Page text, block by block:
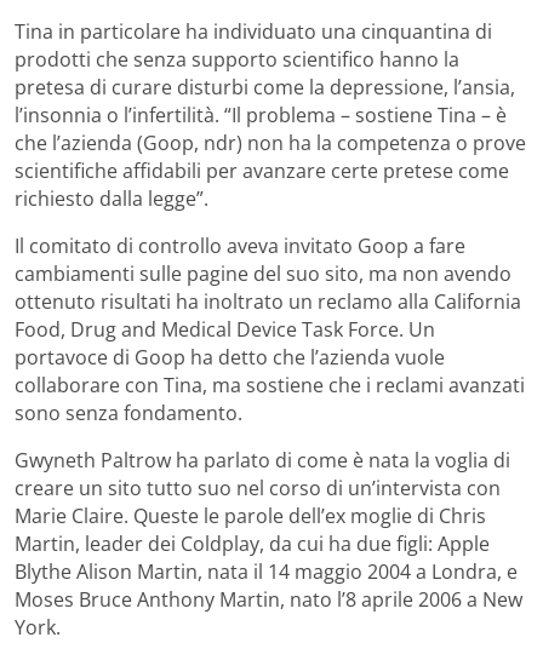
Tina in particolare ha individuato una cinquantina di
prodotti che senza supporto scientifico hanno la
pretesa di curare disturbi come la depressione, l’ansia,
l’insonnia o l’infertilità. “Il problema – sostiene Tina – è
che l’azienda (Goop, ndr) non ha la competenza o prove
scientifiche affidabili per avanzare certe pretese come
richiesto dalla legge”.
Il comitato di controllo aveva invitato Goop a fare
cambiamenti sulle pagine del suo sito, ma non avendo
ottenuto risultati ha inoltrato un reclamo alla California
Food, Drug and Medical Device Task Force. Un
portavoce di Goop ha detto che l’azienda vuole
collaborare con Tina, ma sostiene che i reclami avanzati
sono senza fondamento.
Gwyneth Paltrow ha parlato di come è nata la voglia di
creare un sito tutto suo nel corso di un’intervista con
Marie Claire. Queste le parole dell’ex moglie di Chris
Martin, leader dei Coldplay, da cui ha due figli: Apple
Blythe Alison Martin, nata il 14 maggio 2004 a Londra, e
Moses Bruce Anthony Martin, nato l’8 aprile 2006 a New
York.